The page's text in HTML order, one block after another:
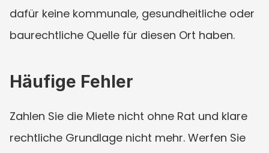
dafür keine kommunale, gesundheitliche oder
baurechtliche Quelle für diesen Ort haben.
Häufige Fehler
Zahlen Sie die Miete nicht ohne Rat und klare
rechtliche Grundlage nicht mehr. Werfen Sie